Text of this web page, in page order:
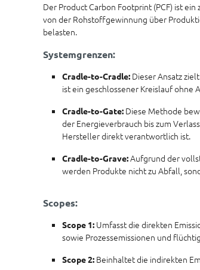
Der Product Carbon Footprint (PCF) ist
von der Rohstoffgewinnung über
belasten.
Systemgrenzen:
Cradle-to-Cradle: Dieser Ansatz
ist ein geschlossener Kreislauf
Cradle-to-Gate: Diese Methode
der Energieverbrauch bis zum
Hersteller direkt verantwortlich ist.
Cradle-to-Grave:Aufgrund der
werden Produkte nicht zu Abfall,
Scopes:
Scope 1: Umfasst die direkten
sowie Prozessemissionen und
Scope 2: Beinhaltet die indirekten